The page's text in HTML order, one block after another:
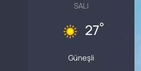
SALI
27°
Güneşli